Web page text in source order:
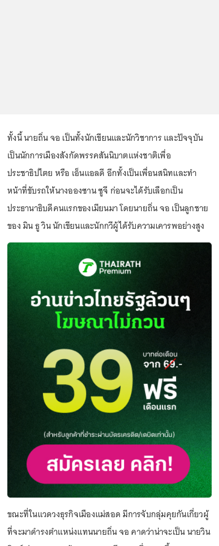
ทั้งนี้ นายถิ่น จอ เป็นทั้งนักเขียนและนักวิชาการ และปัจจุบัน
เป็นนักการเมืองสังกัดพรรคสันนิบาตแห่งชาติเพื่อ
ประชาธิปไตย หรือ เอ็นแอลดี อีกทั้งเป็นเพื่อนสนิทและทำ
หน้าที่ขับรถให้นางอองซาน ซูจี ก่อนจะได้รับเลือกเป็น
ประธานาธิบดีคนแรกของเมียนมา โดยนายถิ่น จอ เป็นลูกชาย
ของ มิน ธู วิน นักเขียนและนักกวีผู้ได้รับความเคารพอย่างสูง
ขณะที่ในแวดวงธุรกิจเมืองแม่สอด มีการจับกลุ่มคุยกันเกี่ยวผู้
ที่จะมาดำรงตำแหน่งแทนนายถิ่น จอ คาดว่าน่าจะเป็น นายวิน